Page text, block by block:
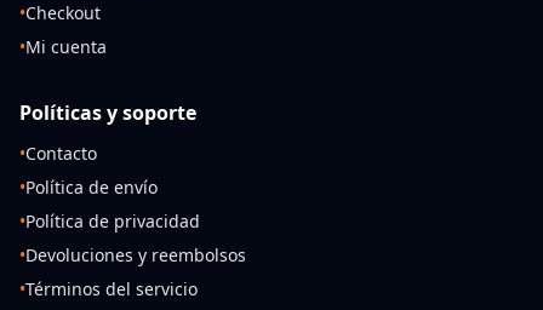
•Checkout
•Mi cuenta
Políticas y soporte
•Contacto
•Política de envío
•Política de privacidad
•Devoluciones y reembolsos
•Términos del servicio